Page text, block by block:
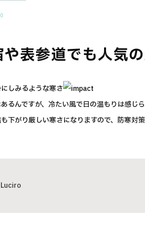
表参道でも人気
しみるような寒さ
るんですが、冷たい風で日の温もりは感じ
下がり厳しい寒さになりますので、防寒対
Luciro